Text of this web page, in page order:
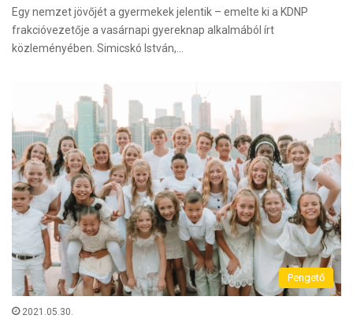
Egy nemzet jövőjét a gyermekek jelentik – emelte ki a KDNP
frakcióvezetője a vasárnapi gyereknap alkalmából írt
közleményében. Simicskó István,…
Pengető
2021.05.30.